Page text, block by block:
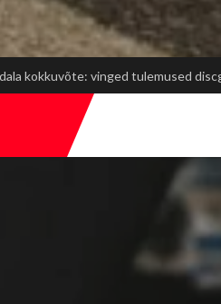
Marathon: rasked tõusud, võimsad